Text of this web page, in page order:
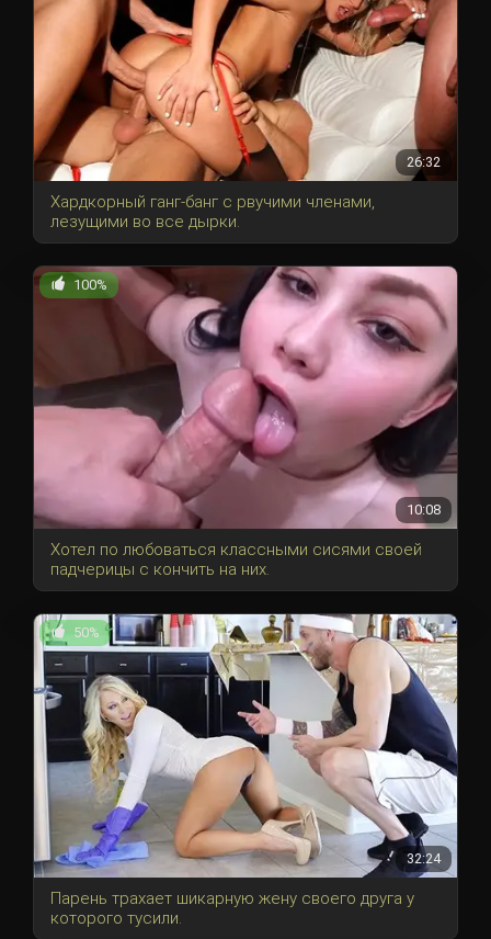
26:32
Хардкорный ганг-банг с рвучими членами,
лезущими во все дырки.
100%
10:08
Хотел по любоваться классными сисями своей
падчерицы с кончить на них.
50%
32:24
Парень трахает шикарную жену своего друга у
которого тусили.